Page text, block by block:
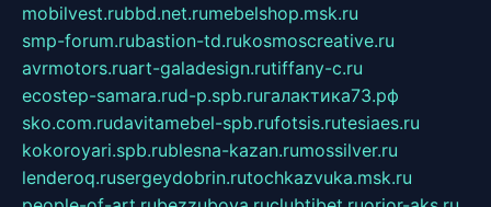
mobilvest.rubbd.net.rumebelshop.msk.ru
smp-forum.rubastion-td.rukosmoscreative.ru
avrmotors.ruart-galadesign.rutiffany-c.ru
ecostep-samara.rud-p.spb.ruгалактика73.рф
sko.com.rudavitamebel-spb.rufotsis.rutesiaes.ru
kokoroyari.spb.rublesna-kazan.rumossilver.ru
lenderoq.rusergeydobrin.rutochkazvuka.msk.ru